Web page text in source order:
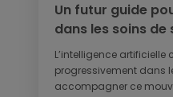
Un futur guide
dans les soins
soumis à une
L’intelligence artificielle
progressivement dans
accompagner ce